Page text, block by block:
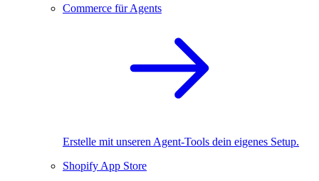
Commerce für Agents
Erstelle mit unseren Agent-Tools dein eigenes Setup.
Shopify App Store